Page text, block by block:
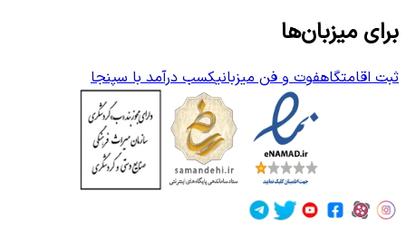
برای میزبان‌ها
ثبت اقامتگاهفوت و فن میزبانیکسب درآمد با سپنجا